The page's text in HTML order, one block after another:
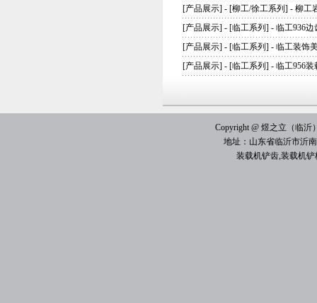
[产品展示] - [柳工/徐工系列 ] - 柳工
[产品展示] - [临工系列 ] - 临工936边
[产品展示] - [临工系列 ] - 临工装饰
[产品展示] - [临工系列 ] - 临工956
Copyright @ 煜之立（临沂
地址：山东省临沂市沂
装载机铲齿,装载机铲